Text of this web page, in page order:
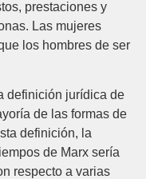
prestaciones y
Las mujeres
los hombres de ser
definición jurídica de
de las formas de
definición, la
de Marx sería
respecto a varias